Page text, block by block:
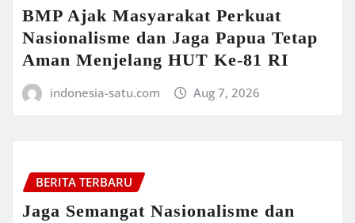
BMP Ajak Masyarakat Perkuat
Nasionalisme dan Jaga Papua Tetap
Aman Menjelang HUT Ke-81 RI
indonesia-satu.com Aug 7, 2026
BERITA TERBARU
Jaga Semangat Nasionalisme dan